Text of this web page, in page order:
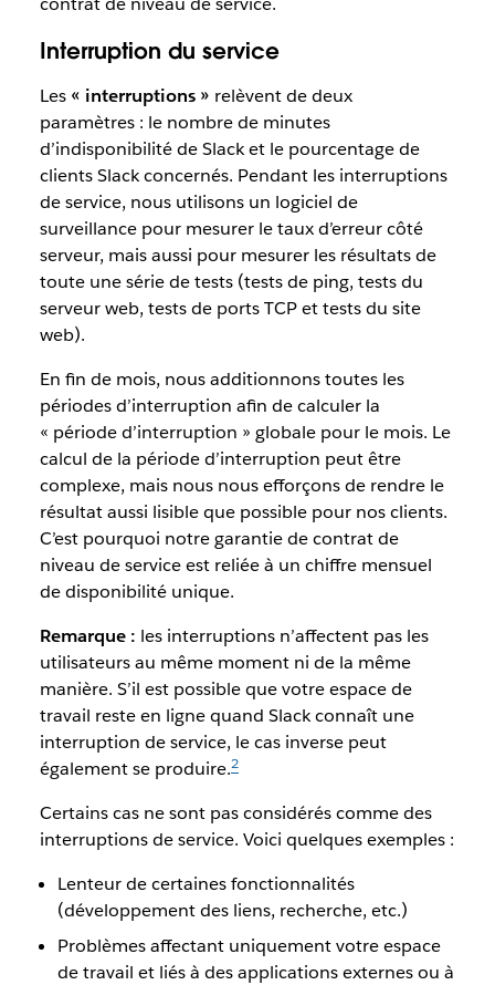
Interruption du service
Les « interruptions » relèvent de deux
paramètres : le nombre de minutes
d’indisponibilité de Slack et le pourcentage de
clients Slack concernés. Pendant les interruptions
de service, nous utilisons un logiciel de
surveillance pour mesurer le taux d’erreur côté
serveur, mais aussi pour mesurer les résultats de
toute une série de tests (tests de ping, tests du
serveur web, tests de ports TCP et tests du site
web).
En fin de mois, nous additionnons toutes les
périodes d’interruption afin de calculer la
« période d’interruption » globale pour le mois. Le
calcul de la période d’interruption peut être
complexe, mais nous nous efforçons de rendre le
résultat aussi lisible que possible pour nos clients.
C’est pourquoi notre garantie de contrat de
niveau de service est reliée à un chiffre mensuel
de disponibilité unique.
Remarque : les interruptions n’affectent pas les
utilisateurs au même moment ni de la même
manière. S’il est possible que votre espace de
travail reste en ligne quand Slack connaît une
interruption de service, le cas inverse peut
également se produire.2
Certains cas ne sont pas considérés comme des
interruptions de service. Voici quelques exemples :
Lenteur de certaines fonctionnalités
(développement des liens, recherche, etc.)
Problèmes affectant uniquement votre espace
de travail et liés à des applications externes ou à